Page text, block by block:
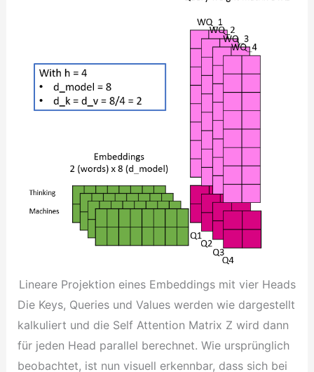
Lineare Projektion eines Embeddings mit vier Heads
Die Keys, Queries und Values werden wie dargestellt
kalkuliert und die Self Attention Matrix Z wird dann
für jeden Head parallel berechnet. Wie ursprünglich
beobachtet, ist nun visuell erkennbar, dass sich bei